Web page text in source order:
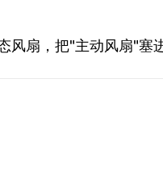
风扇，把"主动风扇"塞